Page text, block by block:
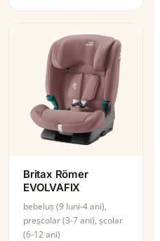
Britax Römer
EVOLVAFIX
bebeluș (9 luni-4 ani),
preșcolar (3-7 ani), școlar
(6-12 ani)